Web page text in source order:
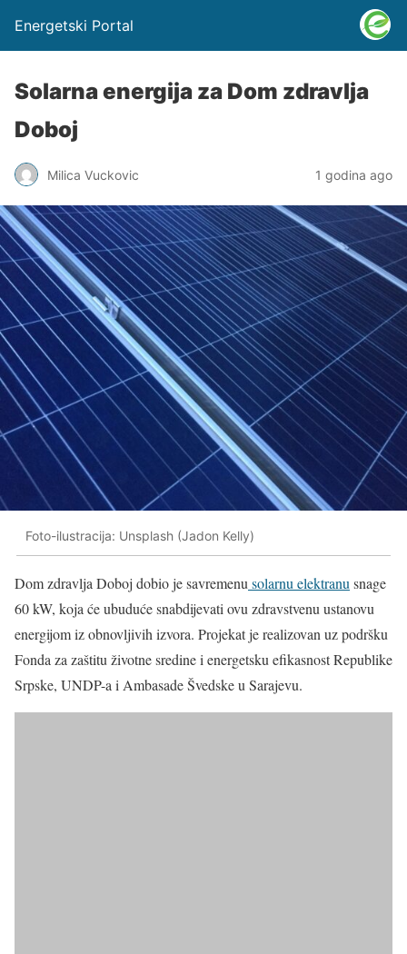
Energetski Portal
Solarna energija za Dom zdravlja
Doboj
Milica Vuckovic 1 godina ago
Foto-ilustracija: Unsplash (Jadon Kelly)
Dom zdravlja Doboj dobio je savremenu solarnu elektranu snage
60 kW, koja će ubuduće snabdijevati ovu zdravstvenu ustanovu
energijom iz obnovljivih izvora. Projekat je realizovan uz podršku
Fonda za zaštitu životne sredine i energetsku efikasnost Republike
Srpske, UNDP-a i Ambasade Švedske u Sarajevu.